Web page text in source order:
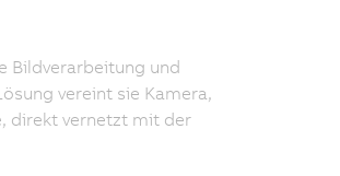
Bildverarbeitung und
vereint sie Kamera,
direkt vernetzt mit der